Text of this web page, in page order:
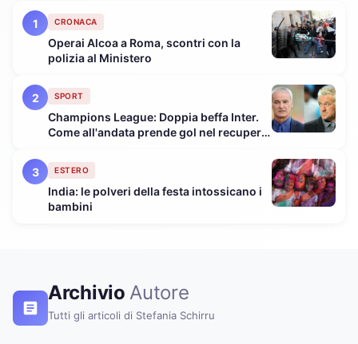
1 CRONACA
Operai Alcoa a Roma, scontri con la
polizia al Ministero
2 SPORT
Champions League: Doppia beffa Inter.
Come all'andata prende gol nel recupero
3
ESTERO
India: le polveri della festa intossicano i
bambini
ArchivioAutore
Tutti gli articoli di Stefania Schirru